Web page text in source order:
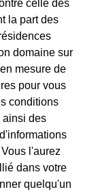
celle des
la part des
domaine sur
mesure de
pour vous
conditions
ainsi des
l'aurez
dans votre
quelqu'un